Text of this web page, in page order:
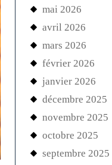
mai 2026
avril 2026
mars 2026
février 2026
janvier 2026
décembre 2025
novembre 2025
octobre 2025
septembre 2025